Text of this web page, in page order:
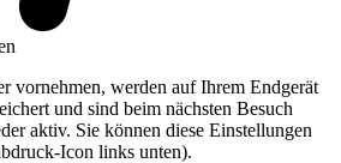
vornehmen, werden auf Ihrem Endgerät
und sind beim nächsten Besuch
aktiv. Sie können diese Einstellungen
Icon links unten).